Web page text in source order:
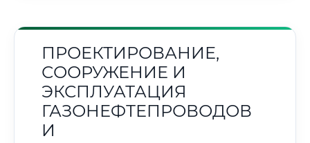
ПРОЕКТИРОВАНИЕ,
СООРУЖЕНИЕ И
ЭКСПЛУАТАЦИЯ
ГАЗОНЕФТЕПРОВОДОВ
И